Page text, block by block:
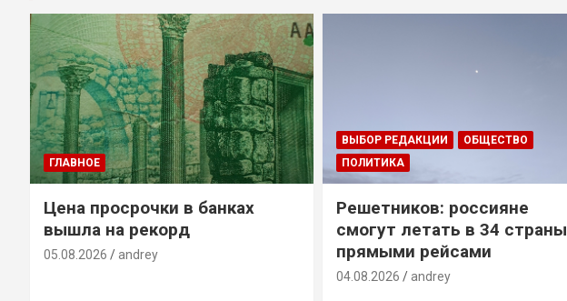
ГЛАВНОЕ
Цена просрочки в банках
вышла на рекорд
05.08.2026 andrey
ВЫБОР РЕДАКЦИИ
ОБЩЕСТВО
ПОЛИТИКА
Решетников: россияне
смогут летать в 34 страны
прямыми рейсами
04.08.2026 andrey